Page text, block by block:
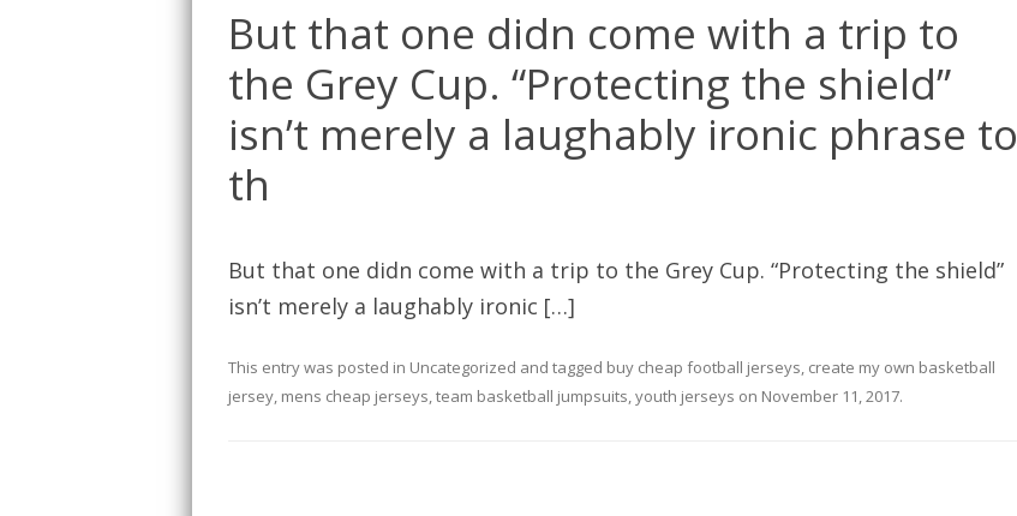
But that one didn come with a trip to
the Grey Cup. “Protecting the shield”
isn’t merely a laughably ironic phrase to
th
But that one didn come with a trip to the Grey Cup. “Protecting the shield”
isn’t merely a laughably ironic […]
This entry was posted in Uncategorized and tagged buy cheap football jerseys, create my own basketball
jersey, mens cheap jerseys,team basketball jumpsuits,youth jerseys on November 11, 2017.